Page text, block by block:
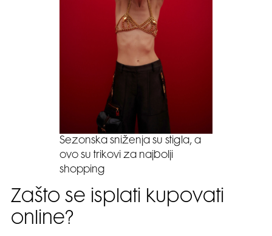
Sezonska sniženja su stigla, a
ovo su trikovi za najbolji
shopping
Zašto se isplati kupovati
online?